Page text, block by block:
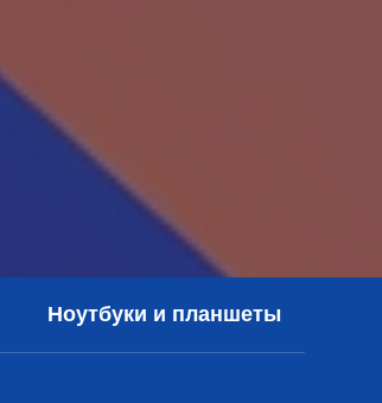
Ноутбуки и планшеты